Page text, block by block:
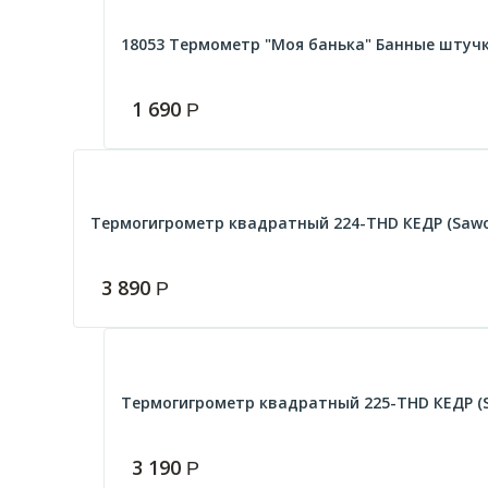
18053 Термометр "Моя банька" Банные
1 690 Р
Термогигрометр квадратный 224-THD КЕДР
3 890 Р
Термогигрометр квадратный 225-THD КЕДР
3 190 Р